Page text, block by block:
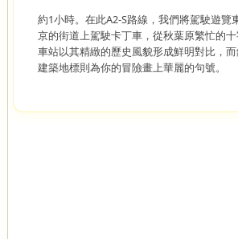
約1小時。在此A2-S路線，我們將駕駛遊覽
京的街道上駕駛卡丁車，從秋葉原繁忙的
車站以其精緻的歷史風貌形成鮮明對比，
建築地標則為你的冒險畫上華麗的句號。